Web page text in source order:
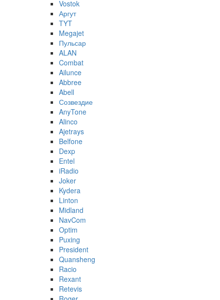
Vostok
Аргут
TYT
Megajet
Пульсар
ALAN
Combat
Ailunce
Abbree
Abell
Созвездие
AnyTone
Alinco
Ajetrays
Belfone
Dexp
Entel
iRadio
Joker
Kydera
Linton
Midland
NavCom
Optim
Puxing
President
Quansheng
Racio
Rexant
Retevis